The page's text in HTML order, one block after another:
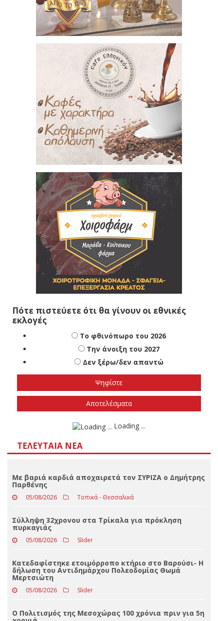
Πότε πιστεύετε ότι θα γίνουν οι εθνικές
εκλογές
Το φθινόπωρο του 2026
Την άνοιξη του 2027
Δεν ξέρω/δεν απαντώ
ΤΕΛΕΥΤΑΊΑ ΝΈΑ
Με βαριά καρδιά αποχαιρετά τον ΣΥΡΙΖΑ ο Δημήτρης
Παρθένης
05/08/2026 Τοπικά - Θεσσαλικά
Σύλληψη 32χρονου στα Τρίκαλα για πρόκληση
πυρκαγιάς
05/08/2026
δήλωση του Αντιδημάρχου Πολεοδομίας Θωμά